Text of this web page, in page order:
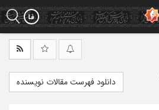
دانلود فهرست مقالات نویسنده